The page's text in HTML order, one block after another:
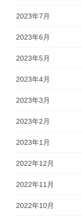
2023年7月
2023年6月
2023年5月
2023年4月
2023年3月
2023年2月
2023年1月
2022年12月
2022年11月
2022年10月